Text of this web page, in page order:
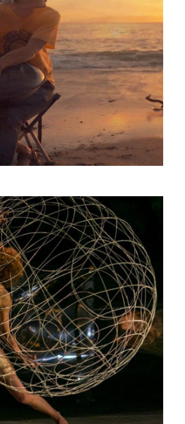
タタ チサト
＆Performance artist
PROFILE
Yoko Field
songwriter
PROFILE